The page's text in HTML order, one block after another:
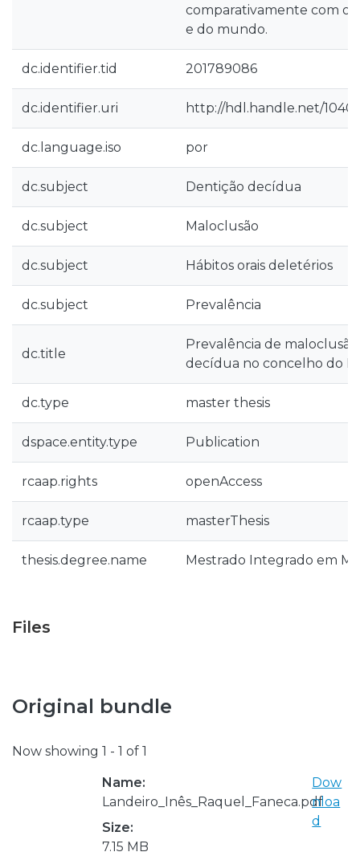
comparativamente com
e do mundo.
dc.identifier.tid 201789086
dc.identifier.uri http://hdl.handle.net/
dc.language.iso por
dc.subject Dentição decídua
dc.subject Maloclusão
dc.subject Hábitos orais deletérios
dc.subject Prevalência
dc.title
Prevalência de
decídua no concelho do
dc.type master thesis
dspace.entity.type Publication
rcaap.rights openAccess
rcaap.type masterThesis
thesis.degree.name Mestrado Integrado em
Files
Original bundle
Now showing 1 - 1 of 1
Name:
Landeiro_Inês_Raquel_Faneca.pdf
Size:
7.15 MB
Dow
nloa
d